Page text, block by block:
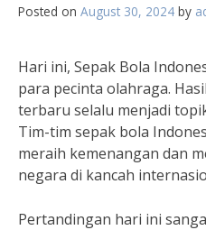
Posted on August 30, 2024 by
Hari ini, Sepak Bola
para pecinta olahraga.
terbaru selalu menjadi
Tim-tim sepak bola
meraih kemenangan dan
negara di kancah
Pertandingan hari ini